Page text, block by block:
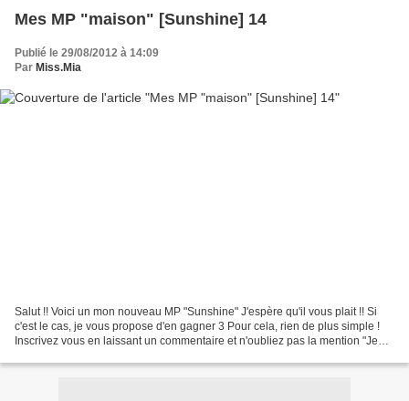
Mes MP "maison" [Sunshine] 14
Publié le 29/08/2012 à 14:09
Par Miss.Mia
Salut !! Voici un mon nouveau MP "Sunshine" J'espère qu'il vous plait !! Si
c'est le cas, je vous propose d'en gagner 3 Pour cela, rien de plus simple !
Inscrivez vous en laissant un commentaire et n'oubliez pas la mention "Je